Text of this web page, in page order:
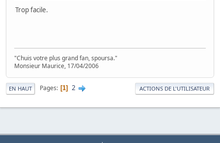
Trop facile.
"Chuis votre plus grand fan, spoursa."
Monsieur Maurice, 17/04/2006
EN HAUT Pages 1 2 ACTIONS DE L'UTILISATEUR